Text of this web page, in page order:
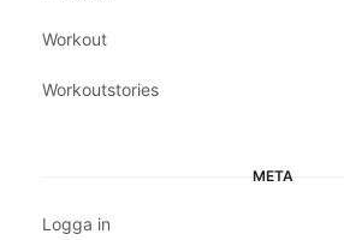
Workout
Workoutstories
META
Logga in